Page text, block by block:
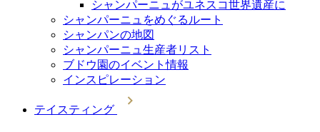
シャンパーニュがユネスコ世界遺産に
シャンパーニュをめぐるルート
シャンパンの地図
シャンパーニュ生産者リスト
ブドウ園のイベント情報
インスピレーション
テイスティング